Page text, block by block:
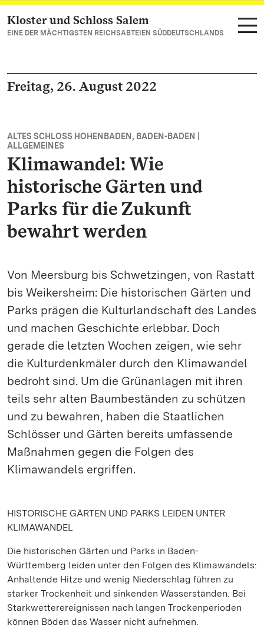
Zum Hauptinhalt springen
Kloster und Schloss Salem
EINE DER MÄCHTIGSTEN REICHSABTEIEN SÜDDEUTSCHLANDS
Freitag, 26. August 2022
ALTES SCHLOSS HOHENBADEN, BADEN-BADEN |
ALLGEMEINES
Klimawandel: Wie
historische Gärten und
Parks für die Zukunft
bewahrt werden
Von Meersburg bis Schwetzingen, von Rastatt
bis Weikersheim: Die historischen Gärten und
Parks prägen die Kulturlandschaft des Landes
und machen Geschichte erlebbar. Doch
gerade die letzten Wochen zeigen, wie sehr
die Kulturdenkmäler durch den Klimawandel
bedroht sind. Um die Grünanlagen mit ihren
teils sehr alten Baumbeständen zu schützen
und zu bewahren, haben die Staatlichen
Schlösser und Gärten bereits umfassende
Maßnahmen gegen die Folgen des
Klimawandels ergriffen.
HISTORISCHE GÄRTEN UND PARKS LEIDEN UNTER
KLIMAWANDEL
Die historischen Gärten und Parks in Baden-
Württemberg leiden unter den Folgen des Klimawandels:
Anhaltende Hitze und wenig Niederschlag führen zu
starker Trockenheit und sinkenden Wasserständen. Bei
Starkwetterereignissen nach langen Trockenperioden
können Böden das Wasser nicht aufnehmen.